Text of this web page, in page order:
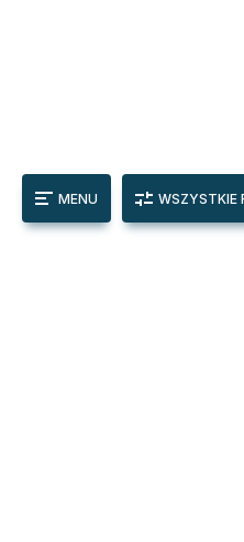
MENU WSZYSTKIE